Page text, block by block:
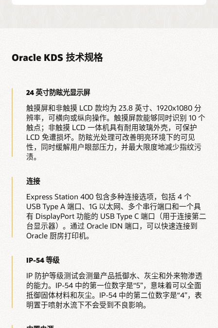
Oracle KDS 技术规格
24 英寸防眩光显示屏
触摸屏和非触摸 LCD 款均为 23.8 英寸、1920x1080 分
辨率，可横向或纵向操作。触摸屏款能够同时识别 10 个
触点；非触摸 LCD 一体机具有耐用玻璃外壳，可保护
LCD 免遭损坏。防眩光处理可改善明亮环境下的可见
性，同时缓解用户眼部压力，并最大限度地减少指纹污
渍。
连接
Express Station 400 包含多种连接选项，包括 4 个
USB Type A 端口、1G 以太网、多个串行端口和一个具
有 DisplayPort 功能的 USB Type C 端口（用于连接第二
台显示器）。通过 Oracle IDN 端口，可以快速连接到
Oracle 厨房打印机。
IP-54 等级
IP 防护等级测试会测量产品抵御水、灰尘和外来物渗透
的能力。IP-54 中的第一位数字是“5”，意味着可以全面
抵御固体材料和灰尘。IP-54 中的第二位数字是“4”，表
明置于喷射水流下不会受到不良影响。